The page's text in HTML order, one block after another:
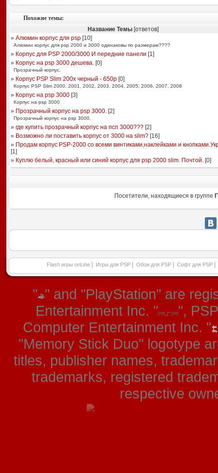
Похожие темы:
Название Темы[ответов]
» Алюмин корпус для psp[10]
Алюмин корпус для psp 2000 и 3000 одинаковы по размерам????
» Корпус для PSP 2000/3000 И передние панели [1]
» Корпус на psp 3000 дешева.[0]
Прозрачный корпус.
» Корпус PSP Slim 200x черный - 650р[0]
Корпус PSP Slim 2000, 2001, 2002, 2003, 2004, 2005, 2006, 2007, 2008
» Корпус на psp 3000[3]
Корпус на psp 3000
» Прозрачный корпус на psp 3000.[2]
Прозрачный корпус на psp 3000.
» где купить прозрачный корпус на псп 3000???[2]
» Возможно ли поставить корпус от 3000 на slim?[16]
» Продам корпус PSP-2000 со всеми винтиками,наклейками и
[1]
» Куплю белый, красный или синий корпус для psp 2000 slim. Почтой.[0]
Посетители, находящиеся в группе
Flash игры onLine Игры для PSP Обои для PSP Софт для PSP
" " and "PlayStation" are
Entertainment Inc. "
",
Computer Entertainment Inc. "
"Memory Stick Duo" logotype
titles, publisher names,
trademarks, registered
respective